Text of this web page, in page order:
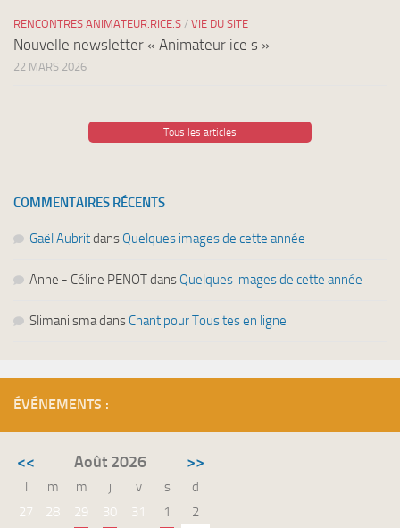
RENCONTRES ANIMATEUR.RICE.S / VIE DU SITE
Nouvelle newsletter « Animateur·ice·s »
22 MARS 2026
Tous les articles
COMMENTAIRES RÉCENTS
Gaël Aubritdans Quelques images de cette année
Anne - Céline PENOTdans Quelques images de cette année
Slimani smadans Chant pour Tous.tes en ligne
ÉVÉNEMENTS :
<< Août 2026 >>
l m m j v s
d
27
28 29 30 31 1
2